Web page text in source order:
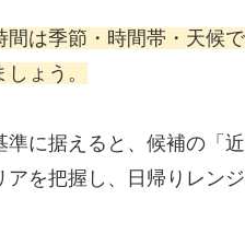
間は季節・時間帯・天候
ょう。
準に据えると、候補の「
アを把握し、日帰りレン